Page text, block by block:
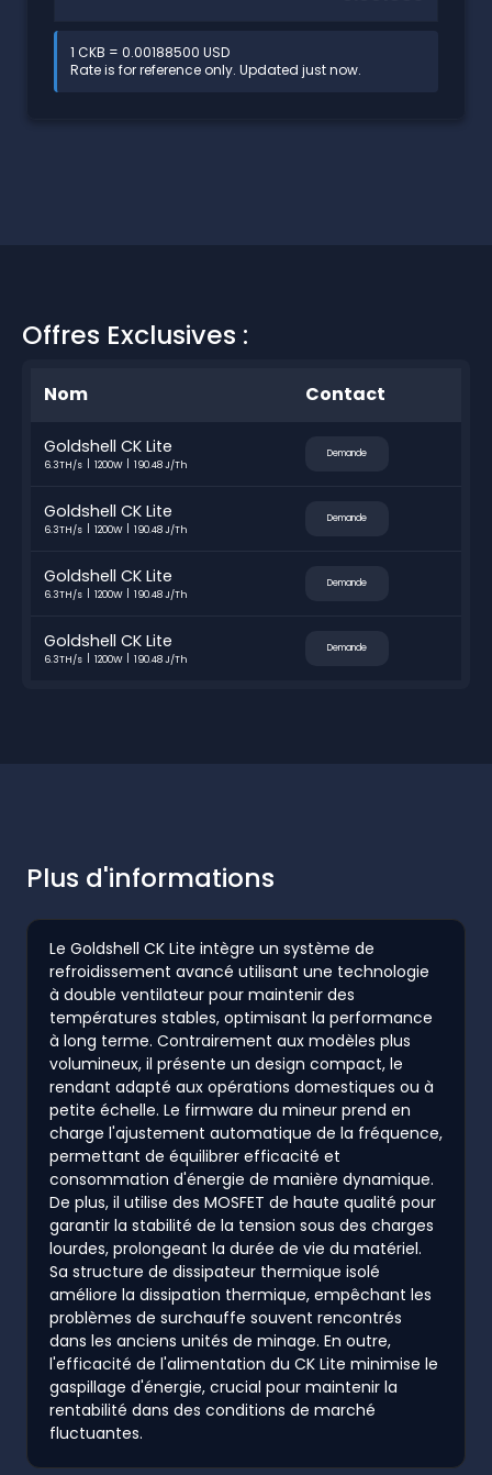
1 CKB = 0.00188500 USD
Rate is for reference only. Updated just now.
Offres Exclusives :
Nom Contact
Goldshell CK Lite
6.3TH/s 1200W 190.48 J/Th
Demande
Goldshell CK Lite
6.3TH/s 1200W 190.48 J/Th
Demande
Goldshell CK Lite
6.3TH/s 1200W 190.48 J/Th
Demande
Goldshell CK Lite
6.3TH/s 1200W 190.48 J/Th
Demande
Plus d'informations
Le Goldshell CK Lite intègre un système de
refroidissement avancé utilisant une technologie
à double ventilateur pour maintenir des
températures stables, optimisant la performance
à long terme. Contrairement aux modèles plus
volumineux, il présente un design compact, le
rendant adapté aux opérations domestiques ou à
petite échelle. Le firmware du mineur prend en
charge l'ajustement automatique de la fréquence,
permettant de équilibrer efficacité et
consommation d'énergie de manière dynamique.
De plus, il utilise des MOSFET de haute qualité pour
garantir la stabilité de la tension sous des charges
lourdes, prolongeant la durée de vie du matériel.
Sa structure de dissipateur thermique isolé
améliore la dissipation thermique, empêchant les
problèmes de surchauffe souvent rencontrés
dans les anciens unités de minage. En outre,
l'efficacité de l'alimentation du CK Lite minimise le
gaspillage d'énergie, crucial pour maintenir la
rentabilité dans des conditions de marché
fluctuantes.